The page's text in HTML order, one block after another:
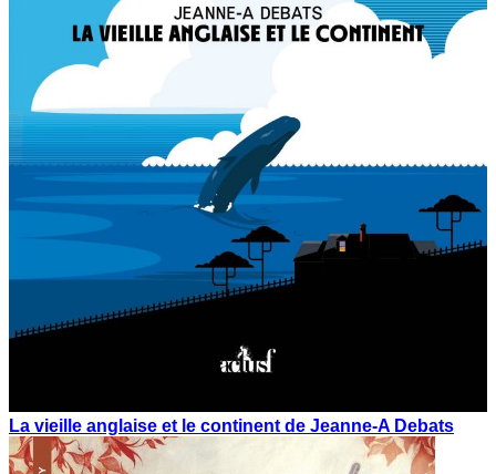
La vieille anglaise et le continent de Jeanne-A Debats